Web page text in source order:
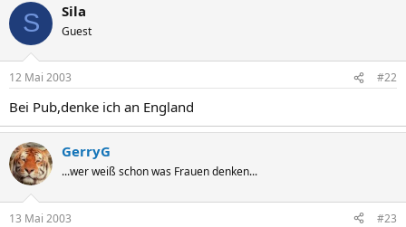
S Sila
Guest
12 Mai 2003 #22
Bei Pub,denke ich an England
GerryG
...wer weiß schon was Frauen denken...
13 Mai 2003 #23